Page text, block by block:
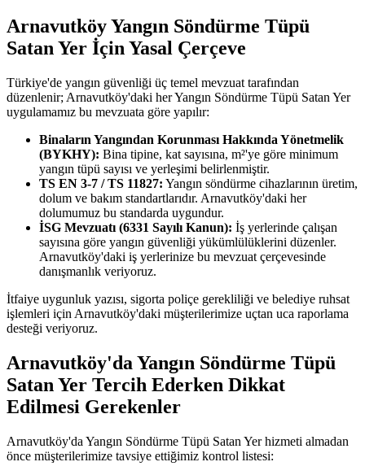
Arnavutköy Yangın Söndürme Tüpü
Satan Yer İçin Yasal Çerçeve
Türkiye'de yangın güvenliği üç temel mevzuat tarafından
düzenlenir; Arnavutköy'daki her Yangın Söndürme Tüpü Satan Yer
uygulamamız bu mevzuata göre yapılır:
Binaların Yangından Korunması Hakkında Yönetmelik
(BYKHY): Bina tipine, kat sayısına, m²'ye göre minimum
yangın tüpü sayısı ve yerleşimi belirlenmiştir.
TS EN 3-7 / TS 11827: Yangın söndürme cihazlarının üretim,
dolum ve bakım standartlarıdır. Arnavutköy'daki her
dolumumuz bu standarda uygundur.
İSG Mevzuatı (6331 Sayılı Kanun): İş yerlerinde çalışan
sayısına göre yangın güvenliği yükümlülüklerini düzenler.
Arnavutköy'daki iş yerlerinize bu mevzuat çerçevesinde
danışmanlık veriyoruz.
İtfaiye uygunluk yazısı, sigorta poliçe gerekliliği ve belediye ruhsat
işlemleri için Arnavutköy'daki müşterilerimize uçtan uca raporlama
desteği veriyoruz.
Arnavutköy'da Yangın Söndürme Tüpü
Satan Yer Tercih Ederken Dikkat
Edilmesi Gerekenler
Arnavutköy'da Yangın Söndürme Tüpü Satan Yer hizmeti almadan
önce müşterilerimize tavsiye ettiğimiz kontrol listesi: